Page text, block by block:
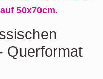
50x70cm.
Querformat